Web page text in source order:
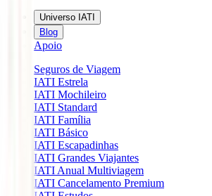
Universo IATI
Blog
Apoio
Seguros de Viagem
IATI Estrela
IATI Mochileiro
IATI Standard
IATI Família
IATI Básico
IATI Escapadinhas
IATI Grandes Viajantes
IATI Anual Multiviagem
IATI Cancelamento Premium